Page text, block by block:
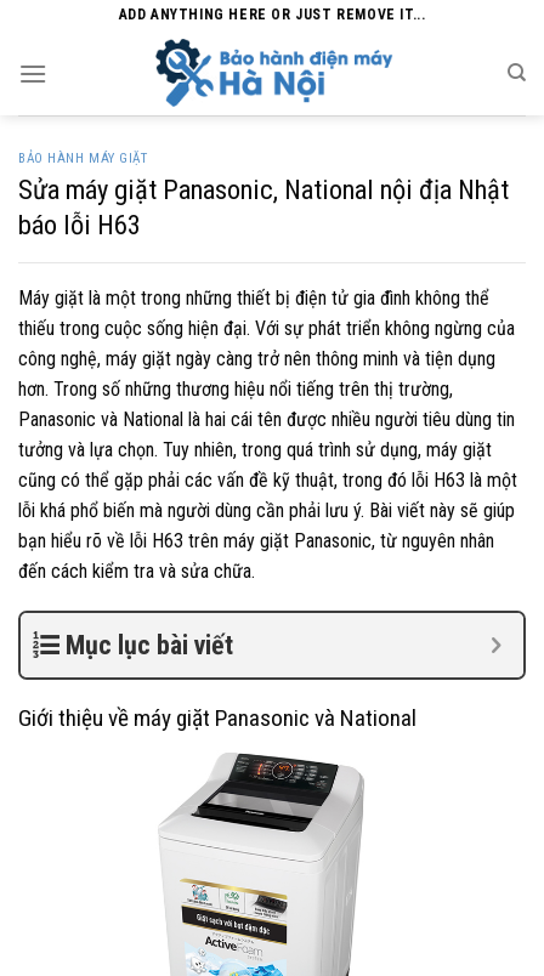
content
ADD ANYTHING HERE OR JUST REMOVE IT...
BẢO HÀNH MÁY GIẶT
Sửa máy giặt Panasonic, National nội địa Nhật
báo lỗi H63
Máy giặt là một trong những thiết bị điện tử gia đình không thể
thiếu trong cuộc sống hiện đại. Với sự phát triển không ngừng của
công nghệ, máy giặt ngày càng trở nên thông minh và tiện dụng
hơn. Trong số những thương hiệu nổi tiếng trên thị trường,
Panasonic và National là hai cái tên được nhiều người tiêu dùng tin
tưởng và lựa chọn. Tuy nhiên, trong quá trình sử dụng, máy giặt
cũng có thể gặp phải các vấn đề kỹ thuật, trong đó lỗi H63 là một
lỗi khá phổ biến mà người dùng cần phải lưu ý. Bài viết này sẽ giúp
bạn hiểu rõ về lỗi H63 trên máy giặt Panasonic, từ nguyên nhân
đến cách kiểm tra và sửa chữa.
Mục lục bài viết
Giới thiệu về máy giặt Panasonic và National